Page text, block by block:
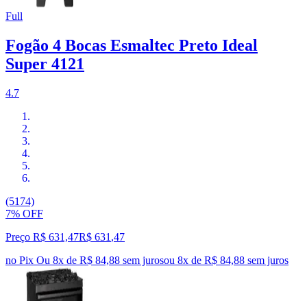
Full
Fogão 4 Bocas Esmaltec Preto Ideal
Super 4121
4.7
(5174)
7% OFF
Preço R$ 631,47R$ 631 ,47
no Pix Ou 8x de R$ 84,88 sem jurosou 8x de R$ 84,88 sem juros